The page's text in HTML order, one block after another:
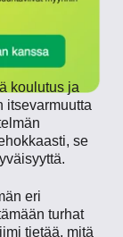
koulutus ja
itsevarmuutta
se
eri
turhat
tietää, mitä